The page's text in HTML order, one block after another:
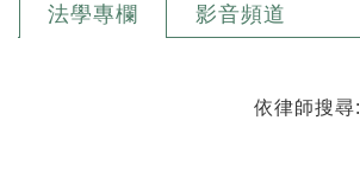
法學專欄 影音頻道
依律師搜尋: